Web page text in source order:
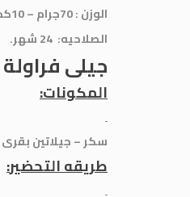
الوزن:70جرام – 10كجم .
الصلاحيه: 24 شهر .
جيلى فراولة
المكونات:
سكر – جيلاتين بقرى (حلال) – حمض فيوماريك “إى297” –
طريقه التحضير: